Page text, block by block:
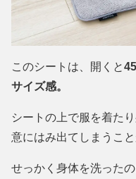
このシートは、開くと
サイズ感。
シートの上で服を着た
意にはみ出てしまうこ
せっかく身体を洗った